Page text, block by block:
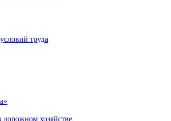
труда
хозяйстве